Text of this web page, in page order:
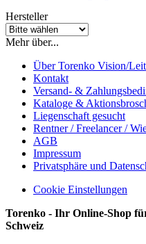
Hersteller
Mehr über...
Über Torenko Vision/
Kontakt
Versand- &
Kataloge &
Liegenschaft gesucht
Rentner / Freelancer /
AGB
Impressum
Privatsphäre und
Cookie Einstellungen
Torenko - Ihr Online-Shop
Schweiz